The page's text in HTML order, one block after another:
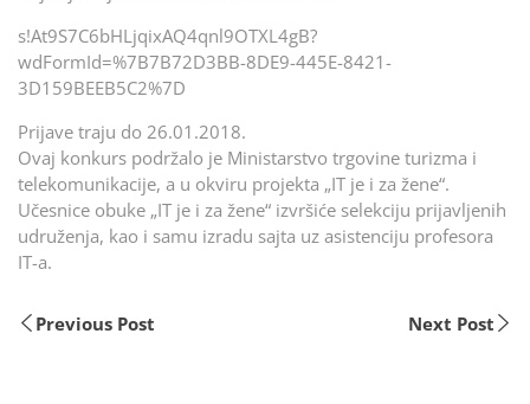
s!At9S7C6bHLjqixAQ4qnl9OTXL4gB?
wdFormId=%7B7B72D3BB-8DE9-445E-8421-
3D159BEEB5C2%7D
Prijave traju do 26.01.2018.
Ovaj konkurs podržalo je Ministarstvo trgovine turizma i
telekomunikacije, a u okviru projekta „IT je i za žene“.
Učesnice obuke „IT je i za žene“ izvršiće selekciju prijavljenih
udruženja, kao i samu izradu sajta uz asistenciju profesora
IT-a.
Previous Post Next Post